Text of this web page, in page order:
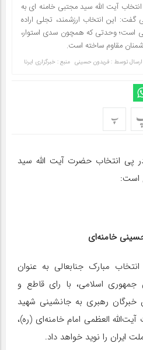
آیت الله سید مجتبی خامنه ای به
گفت: این انتخاب ارزشمند، تجلی اراده
است؛ وحدتی که همچون سدی استوار،
مقاوم ساخته است.
ارسال توسط : فریدون حسینی منبع : خبرگزاری ایرنا
پ
پی انتخاب حضرت آیت الله سید
است:
خامنه‌ای
مبارک جنابعالی به عنوان
اسلامی، با رای قاطع و
خبرگان رهبری به جانشینی شهید
العظمی امام خامنه‌ای (ره)،
ایران را نوید خواهد داد.